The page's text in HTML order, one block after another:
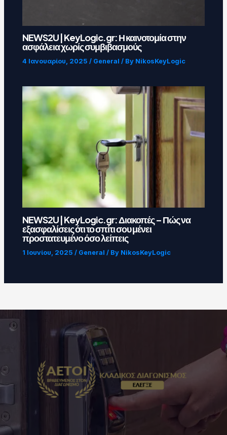
NEWS2U | KeyLogic.gr: Η καινοτομία στην
ασφάλεια χωρίς συμβιβασμούς
4 Ιανουαρίου, 2025/ General / By NikosKeyLogic
NEWS2U | KeyLogic.gr: Διακοπές – Πώς να
εξασφαλίσεις ότι το σπίτι σου μένει
προστατευμένο όσο λείπεις
1 Ιουνίου, 2025/ General / By NikosKeyLogic